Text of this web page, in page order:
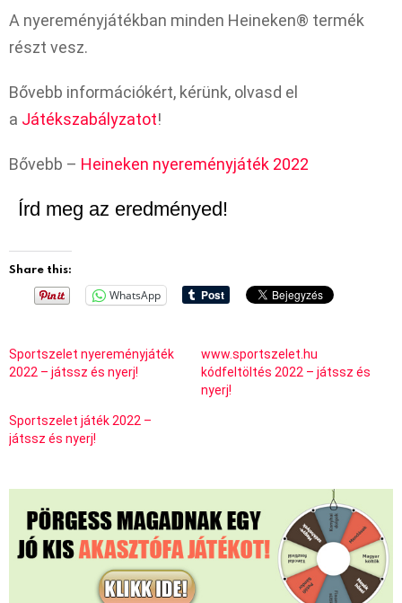
A nyereményjátékban minden Heineken® termék
részt vesz.
Bővebb információkért, kérünk, olvasd el
a Játékszabályzatot!
Bővebb – Heineken nyereményjáték 2022
Írd meg az eredményed!
Share this:
WhatsApp
Sportszelet nyereményjáték
2022 – játssz és nyerj!
www.sportszelet.hu
kódfeltöltés 2022 – játssz és
nyerj!
Sportszelet játék 2022 –
játssz és nyerj!